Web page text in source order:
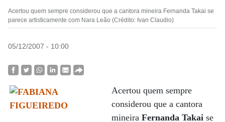
Acertou quem sempre considerou que a cantora mineira Fernanda Takai se
parece artisticamente com Nara Leão (Crédito: Ivan Claudio)
05/12/2007 - 10:00
Acertou quem sempre
considerou que a cantora
mineira Fernanda Takai se